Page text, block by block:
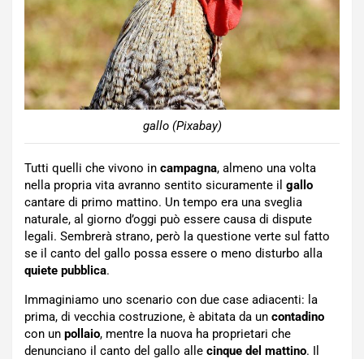
gallo (Pixabay)
Tutti quelli che vivono in campagna, almeno una volta
nella propria vita avranno sentito sicuramente il gallo
cantare di primo mattino. Un tempo era una sveglia
naturale, al giorno d’oggi può essere causa di dispute
legali. Sembrerà strano, però la questione verte sul fatto
se il canto del gallo possa essere o meno disturbo alla
quiete pubblica.
Immaginiamo uno scenario con due case adiacenti: la
prima, di vecchia costruzione, è abitata da un contadino
con un pollaio, mentre la nuova ha proprietari che
denunciano il canto del gallo alle cinque del mattino. Il